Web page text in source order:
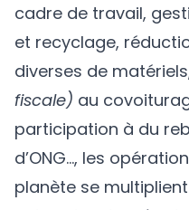
cadre de travail,
et recyclage,
diverses de
fiscale) au
participation à du
d’ONG…, les
planète se